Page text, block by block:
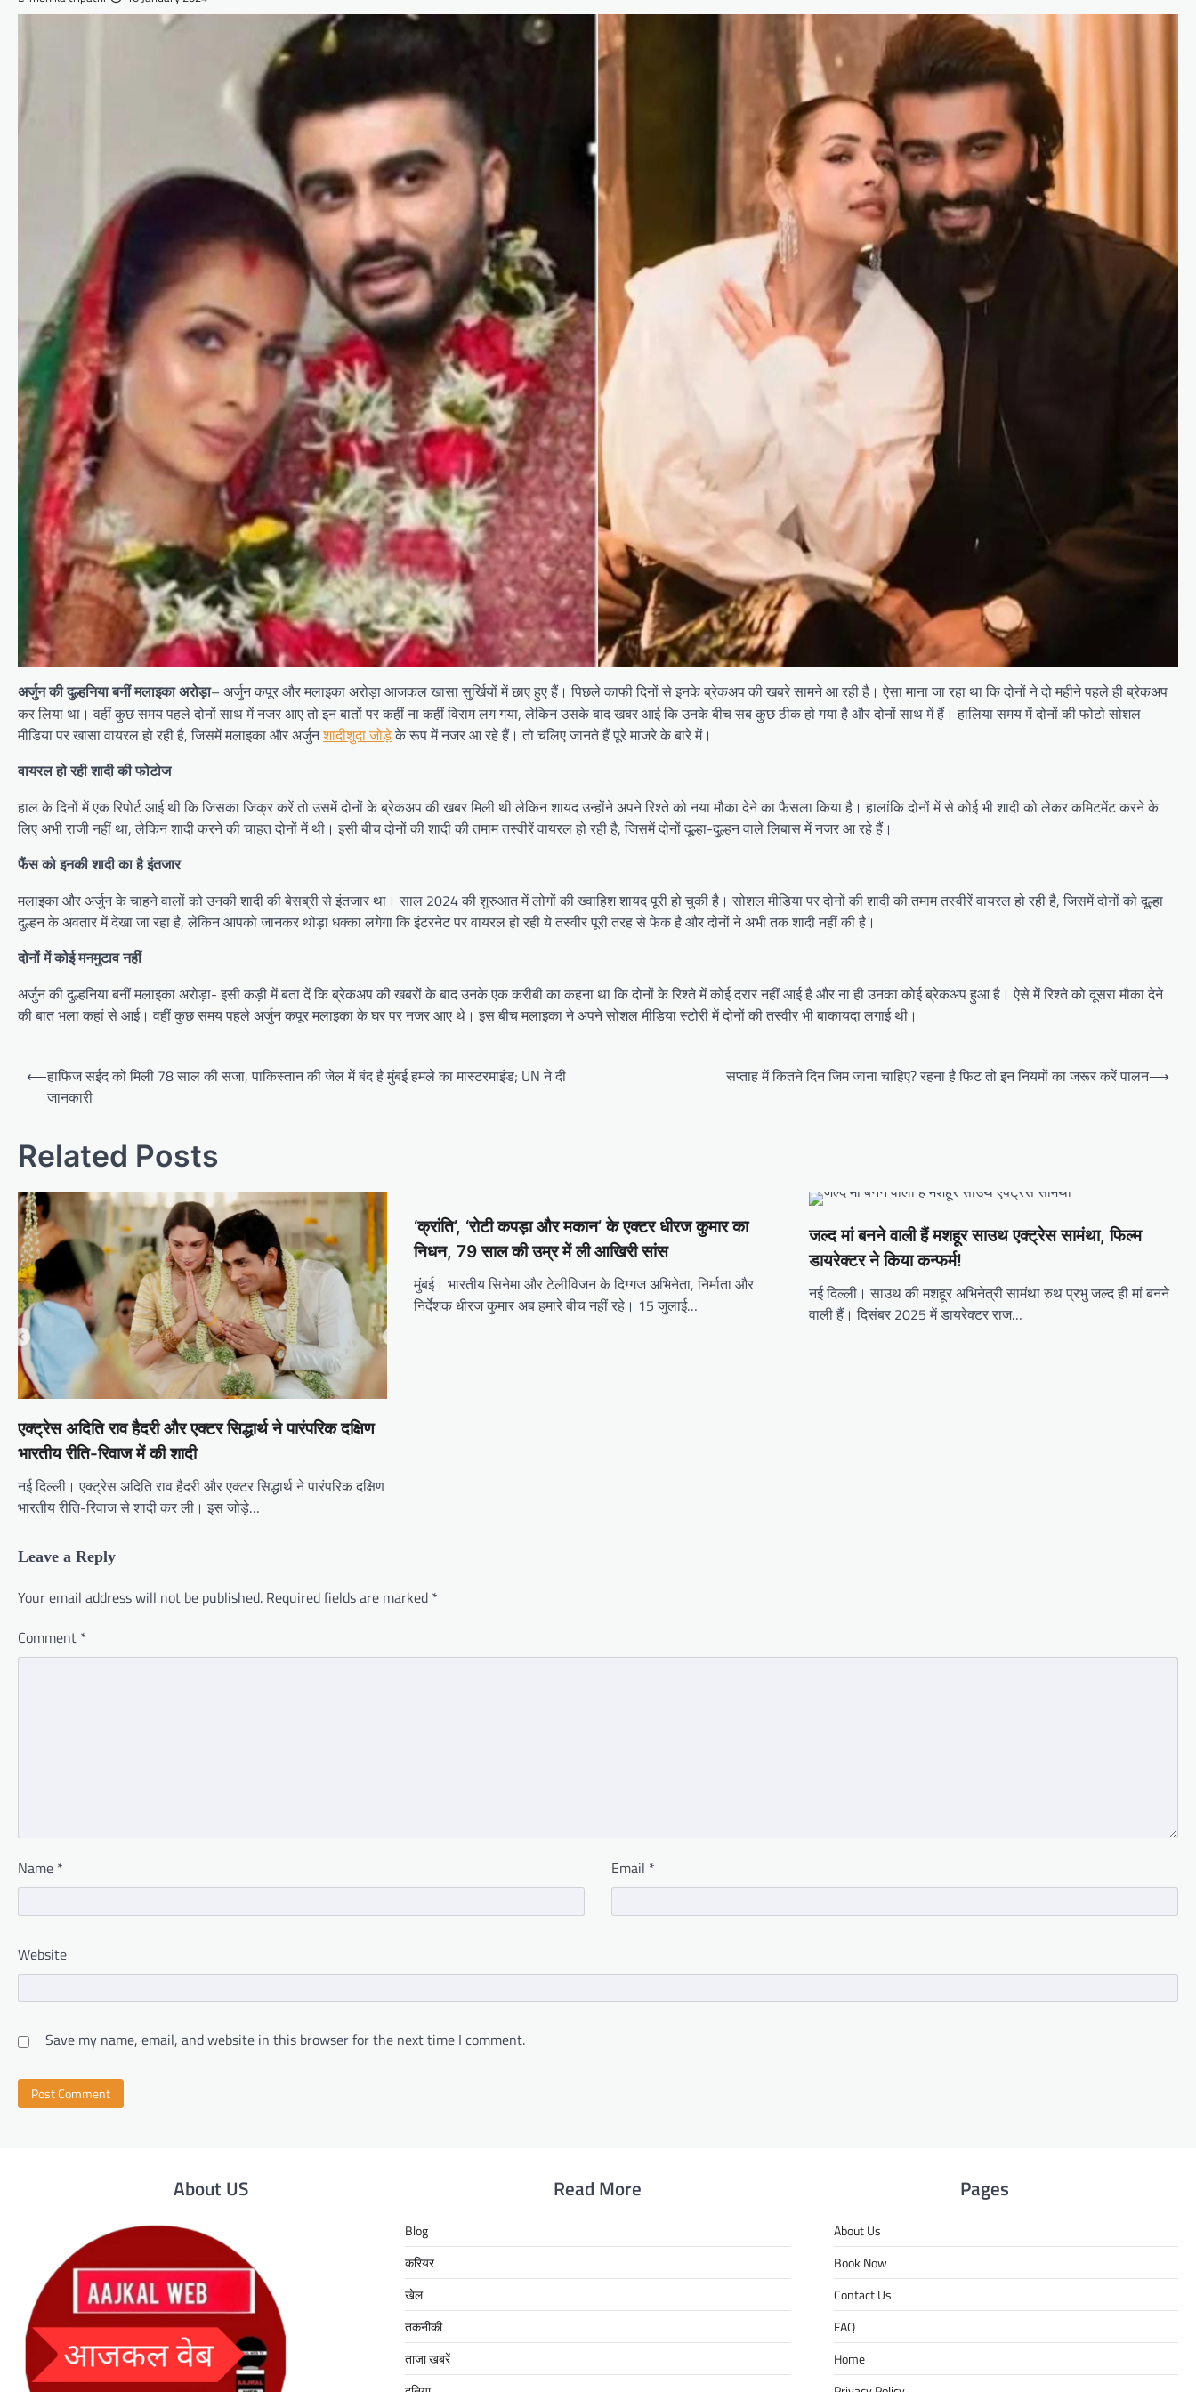
अर्जुन की दुल्हनिया बनीं मलाइका अरोड़ा– अर्जुन कपूर और मलाइका अरोड़ा आजकल खासा सुर्खियों में छाए हुए हैं। पिछले काफी दिनों से इनके ब्रेकअप की खबरे सामने आ रही है। ऐसा माना जा रहा था कि दोनों ने दो महीने पहले ही ब्रेकअप
कर लिया था। वहीं कुछ समय पहले दोनों साथ में नजर आए तो इन बातों पर कहीं ना कहीं विराम लग गया, लेकिन उसके बाद खबर आई कि उनके बीच सब कुछ ठीक हो गया है और दोनों साथ में हैं। हालिया समय में दोनों की फोटो सोशल
मीडिया पर खासा वायरल हो रही है, जिसमें मलाइका और अर्जुनशादीशुदा जोड़ेके रूप में नजर आ रहे हैं। तो चलिए जानते हैं पूरे माजरे के बारे में।
वायरल हो रही शादी की फोटोज
हाल के दिनों में एक रिपोर्ट आई थी कि जिसका जिक्र करें तो उसमें दोनों के ब्रेकअप की खबर मिली थी लेकिन शायद उन्होंने अपने रिश्ते को नया मौका देने का फैसला किया है। हालांकि दोनों में से कोई भी शादी को लेकर कमिटमेंट करने के
लिए अभी राजी नहीं था, लेकिन शादी करने की चाहत दोनों में थी। इसी बीच दोनों की शादी की तमाम तस्वीरें वायरल हो रही है, जिसमें दोनों दूल्हा-दुल्हन वाले लिबास में नजर आ रहे हैं।
फैंस को इनकी शादी का है इंतजार
मलाइका और अर्जुन के चाहने वालों को उनकी शादी की बेसब्री से इंतजार था। साल 2024 की शुरुआत में लोगों की ख्वाहिश शायद पूरी हो चुकी है। सोशल मीडिया पर दोनों की शादी की तमाम तस्वीरें वायरल हो रही है, जिसमें दोनों को दूल्हा
दुल्हन के अवतार में देखा जा रहा है, लेकिन आपको जानकर थोड़ा धक्का लगेगा कि इंटरनेट पर वायरल हो रही ये तस्वीर पूरी तरह से फेक है और दोनों ने अभी तक शादी नहीं की है।
दोनों में कोई मनमुटाव नहीं
अर्जुन की दुल्हनिया बनीं मलाइका अरोड़ा- इसी कड़ी में बता दें कि ब्रेकअप की खबरों के बाद उनके एक करीबी का कहना था कि दोनों के रिश्ते में कोई दरार नहीं आई है और ना ही उनका कोई ब्रेकअप हुआ है। ऐसे में रिश्ते को दूसरा मौका देने
की बात भला कहां से आई। वहीं कुछ समय पहले अर्जुन कपूर मलाइका के घर पर नजर आए थे। इस बीच मलाइका ने अपने सोशल मीडिया स्टोरी में दोनों की तस्वीर भी बाकायदा लगाई थी।
Post
navigation
⟵हाफिज सईद को मिली 78 साल की सजा, पाकिस्तान की जेल में बंद है मुंबई हमले का मास्टरमाइंड; UN ने दी
जानकारी
सप्ताह में कितने दिन जिम जाना चाहिए? रहना है फिट तो इन नियमों का जरूर करें पालन⟶
Related Posts
एक्ट्रेस अदिति राव हैदरी और एक्टर सिद्धार्थ ने पारंपरिक दक्षिण
भारतीय रीति-रिवाज में की शादी
नई दिल्ली। एक्ट्रेस अदिति राव हैदरी और एक्टर सिद्धार्थ ने पारंपरिक दक्षिण
भारतीय रीति-रिवाज से शादी कर ली। इस जोड़े…
‘क्रांति’, ‘रोटी कपड़ा और मकान’ के एक्टर धीरज कुमार का
निधन, 79 साल की उम्र में ली आखिरी सांस
मुंबई। भारतीय सिनेमा और टेलीविजन के दिग्गज अभिनेता, निर्माता और
निर्देशक धीरज कुमार अब हमारे बीच नहीं रहे। 15 जुलाई…
जल्द मां बनने वाली हैं मशहूर साउथ एक्ट्रेस सामंथा, फिल्म
डायरेक्टर ने किया कन्फर्म!
नई दिल्ली। साउथ की मशहूर अभिनेत्री सामंथा रुथ प्रभु जल्द ही मां बनने
वाली हैं। दिसंबर 2025 में डायरेक्टर राज…
Leave a Reply
Your email address will not be published. Required fields are marked *
Comment *
Name * Email *
Website
Save my name, email, and website in this browser for the next time I comment.
About US Read More
Blog
करियर
खेल
तकनीकी
ताजा खबरें
Pages
About Us
Book Now
Contact Us
FAQ
Home